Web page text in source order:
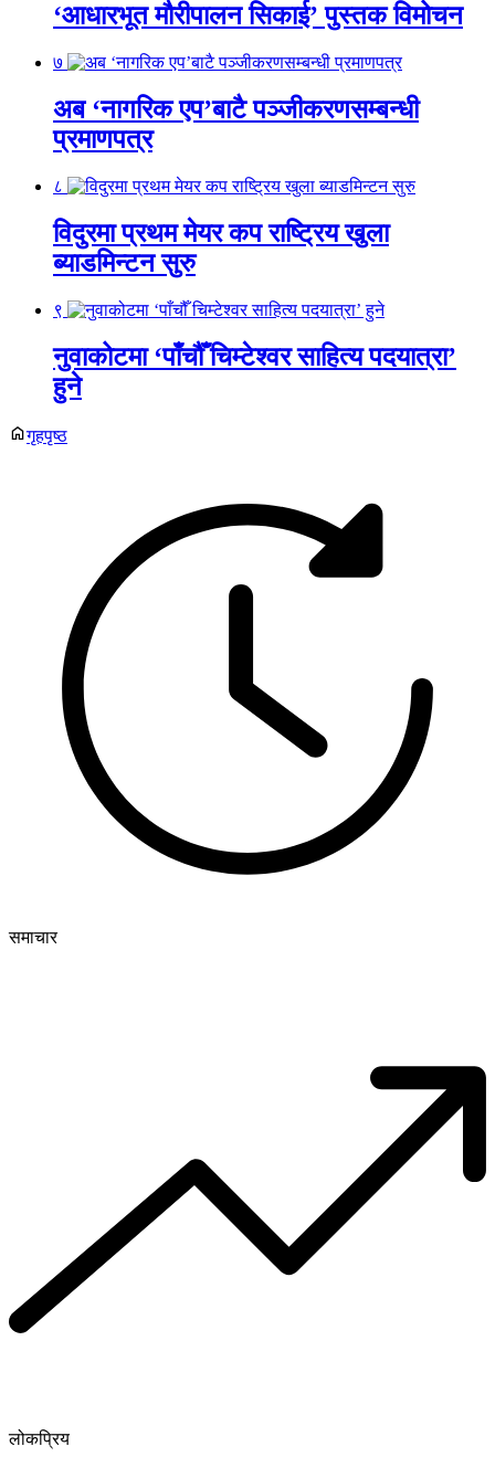
‘आधारभूत मौरीपालन सिकाई’ पुस्तक विमोचन
७
अब ‘नागरिक एप’बाटै पञ्जीकरणसम्बन्धी
प्रमाणपत्र
८
विदुरमा प्रथम मेयर कप राष्ट्रिय खुला
ब्याडमिन्टन सुरु
९
नुवाकोटमा ‘पाँचौँ चिम्टेश्वर साहित्य पदयात्रा’
हुने
गृहपृष्ठ
समाचार
लोकप्रिय